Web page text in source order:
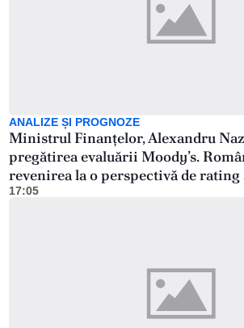
ANALIZE ȘI PROGNOZE
Ministrul Finanțelor, Alexandru
pregătirea evaluării Moody’s.
revenirea la o perspectivă de rating
17:05